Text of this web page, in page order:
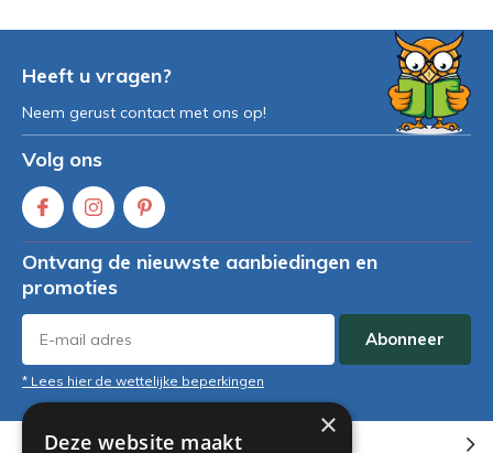
Heeft u vragen?
Neem gerust contact met ons op!
Volg ons
Ontvang de nieuwste aanbiedingen en
promoties
Abonneer
* Lees hier de wettelijke beperkingen
Klantenservice
×
Deze website maakt